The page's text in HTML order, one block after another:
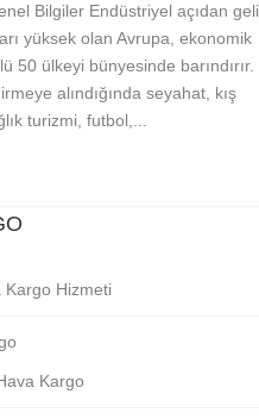
Bilgiler Endüstriyel açıdan
yüksek olan Avrupa, ekonomik
50 ülkeyi bünyesinde
alındığında seyahat, kış
turizmi, futbol,...
Kargo Hizmeti
Kargo